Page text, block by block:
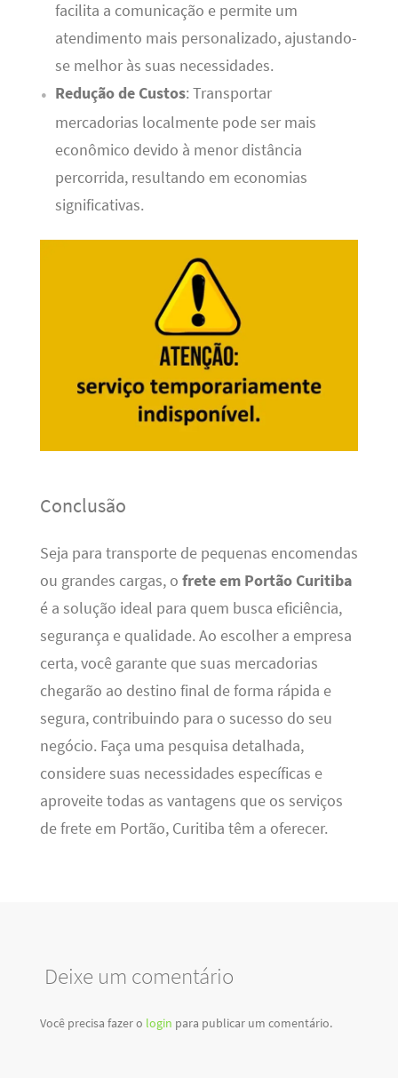
facilita a comunicação e permite um
atendimento mais personalizado, ajustando-
se melhor às suas necessidades.
Redução de Custos: Transportar
mercadorias localmente pode ser mais
econômico devido à menor distância
percorrida, resultando em economias
significativas.
Conclusão
Seja para transporte de pequenas encomendas
ou grandes cargas, o frete em Portão Curitiba
é a solução ideal para quem busca eficiência,
segurança e qualidade. Ao escolher a empresa
certa, você garante que suas mercadorias
chegarão ao destino final de forma rápida e
segura, contribuindo para o sucesso do seu
negócio. Faça uma pesquisa detalhada,
considere suas necessidades específicas e
aproveite todas as vantagens que os serviços
de frete em Portão, Curitiba têm a oferecer.
Deixe um comentário
Você precisa fazer o login para publicar um comentário.